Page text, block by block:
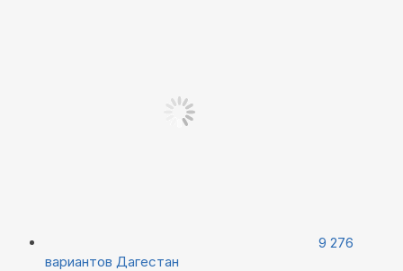
9 276
вариантов Дагестан